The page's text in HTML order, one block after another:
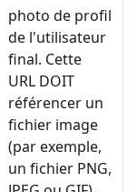
photo de profil
de l'utilisateur
final. Cette
URL DOIT
référencer un
fichier image
(par exemple,
un fichier PNG,